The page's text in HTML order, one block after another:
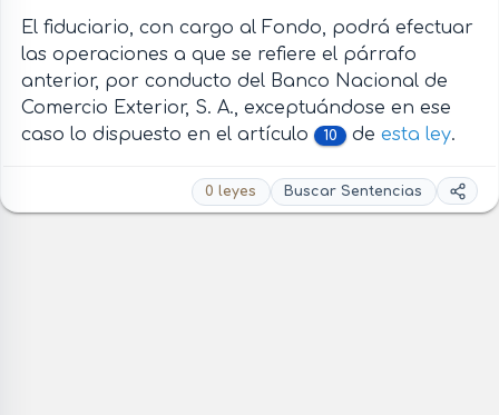
El fiduciario, con cargo al Fondo, podrá efectuar
las operaciones a que se refiere el párrafo
anterior, por conducto del Banco Nacional de
Comercio Exterior, S. A., exceptuándose en ese
caso lo dispuesto en el artículo
10 de esta ley.
0 leyes Buscar Sentencias